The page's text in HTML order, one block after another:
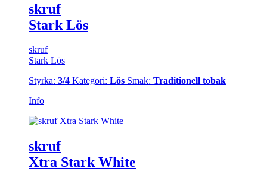
skruf
Stark Lös
skruf
Stark Lös
Styrka: 3/4 Kategori: Lös Smak: Traditionell tobak
Info
skruf
Xtra Stark White